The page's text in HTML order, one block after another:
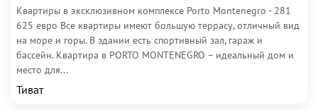
Квартиры в эксклюзивном комплексе Porto Montenegro - 281
625 евро Все квартиры имеют большую террасу, отличный вид
на море и горы. В здании есть спортивный зал, гараж и
бассейн. Квартира в PORTO MONTENEGRO – идеальный дом и
место для...
Тиват